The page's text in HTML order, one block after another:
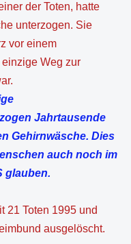
der Toten, hatte
unterzogen. Sie
vor einem
Weg zur
Jahrtausende
Gehirnwäsche. Dies
auch noch im
glauben.
21 Toten 1995 und
ausgelöscht.